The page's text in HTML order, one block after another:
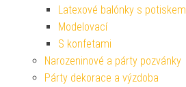
Latexové balónky s potiskem
Modelovací
S konfetami
Narozeninové a párty pozvánky
Párty dekorace a výzdoba